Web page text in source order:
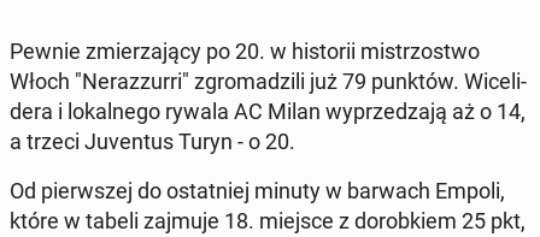
Pewnie zmie­rza­ją­cy po 20. w hi­sto­rii mi­strzo­stwo
Włoch "Ne­raz­zur­ri" zgro­ma­dzi­li już 79 punktów. Wi­ce­li­
de­ra i lo­kal­ne­go rywala AC Milan wy­prze­dza­ją aż o 14,
a trzeci Ju­ven­tus Turyn - o 20.
Od pierw­szej do ostat­niej minuty w barwach Empoli,
które w tabeli zajmuje 18. miejsce z do­rob­kiem 25 pkt,